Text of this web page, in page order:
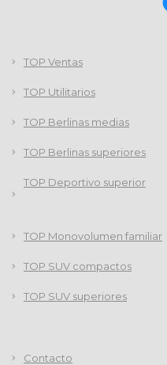
TOP Ventas
TOP Utilitarios
TOP Berlinas medias
TOP Berlinas superiores
TOP Deportivo superior
TOP Monovolumen familiar
TOP SUV compactos
TOP SUV superiores
Contacto